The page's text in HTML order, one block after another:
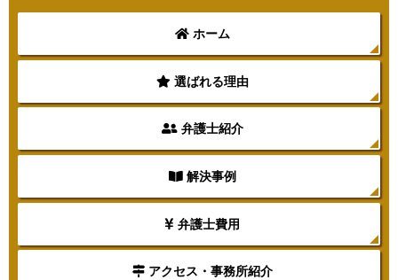
ホーム
選ばれる理由
弁護士紹介
解決事例
弁護士費用
アクセス・事務所紹介